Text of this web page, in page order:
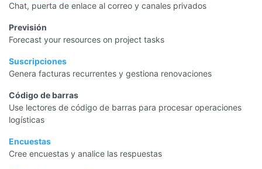
Chat, puerta de enlace al correo y canales privados
Previsión
Forecast your resources on project tasks
Suscripciones
Genera facturas recurrentes y gestiona renovaciones
Código de barras
Use lectores de código de barras para procesar operaciones
logísticas
Encuestas
Cree encuestas y analice las respuestas